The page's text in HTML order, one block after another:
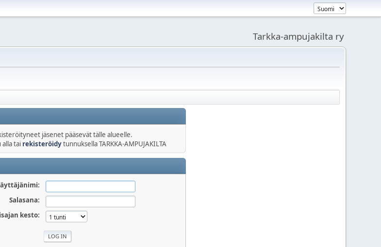
Tarkka-ampujakilta ry
jäsenet pääsevät tälle alueelle.
alla tai rekisteröidytunnuksella TARKKA-AMPUJAKILTA
Salasana:
kesto: